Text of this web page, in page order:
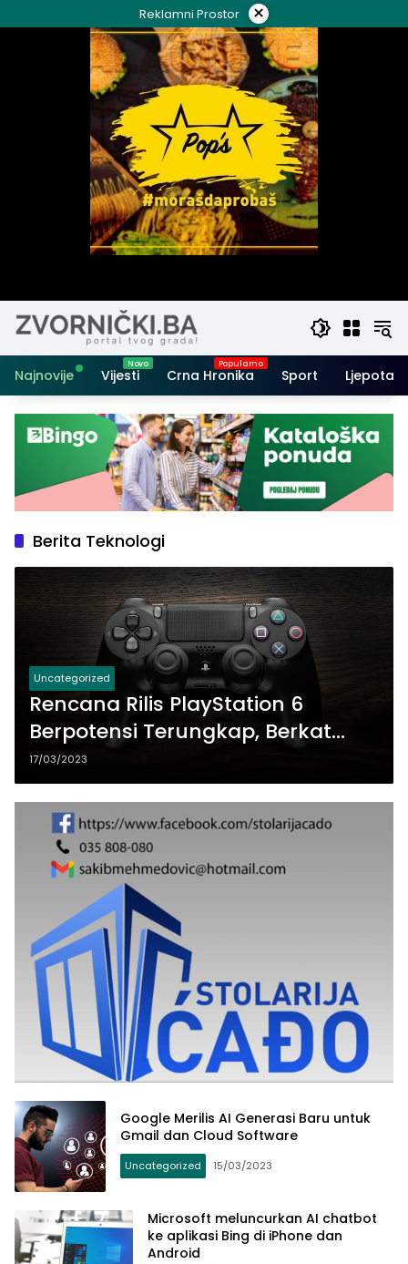
to
Reklamni Prostor ×
Najnovije Vijesti Crna Hronika Sport Ljepota i
Berita Teknologi
Uncategorized
Rencana Rilis PlayStation 6
Berpotensi Terungkap, Berkat
Microsoft
17/03/2023
Google Merilis AI Generasi Baru untuk
Gmail dan Cloud Software
Uncategorized 15/03/2023
Microsoft meluncurkan AI chatbot
ke aplikasi Bing di iPhone dan
Android